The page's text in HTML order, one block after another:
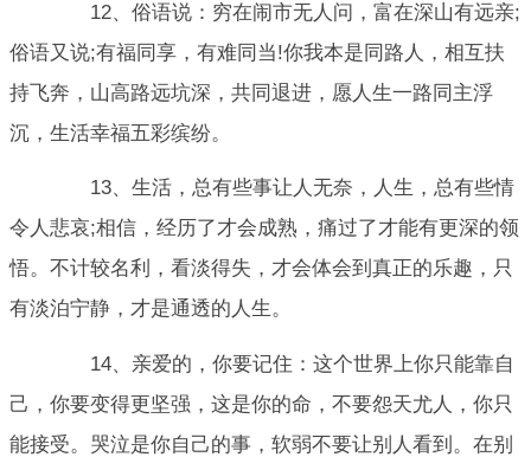
12、俗语说：穷在闹市无人问，富在深山有远亲;
俗语又说;有福同享，有难同当!你我本是同路人，相互扶
持飞奔，山高路远坑深，共同退进，愿人生一路同主浮
沉，生活幸福五彩缤纷。
13、生活，总有些事让人无奈，人生，总有些情
令人悲哀;相信，经历了才会成熟，痛过了才能有更深的领
悟。不计较名利，看淡得失，才会体会到真正的乐趣，只
有淡泊宁静，才是通透的人生。
14、亲爱的，你要记住：这个世界上你只能靠自
己，你要变得更坚强，这是你的命，不要怨天尤人，你只
能接受。哭泣是你自己的事，软弱不要让别人看到。在别